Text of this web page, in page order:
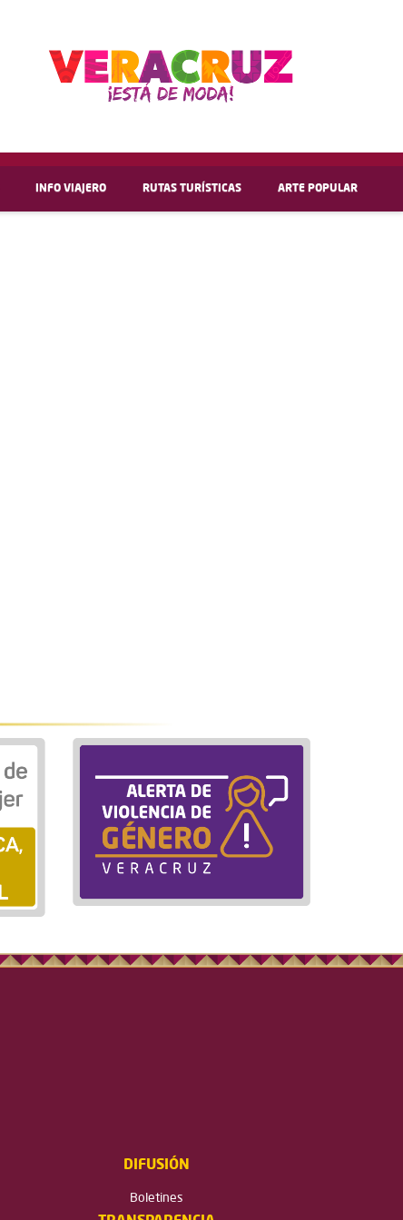
INFO VIAJERO RUTAS TURÍSTICAS ARTE POPULAR
DIFUSIÓN
Boletines